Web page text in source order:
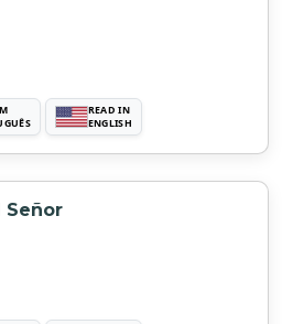
READ IN
ENGLISH
Señor